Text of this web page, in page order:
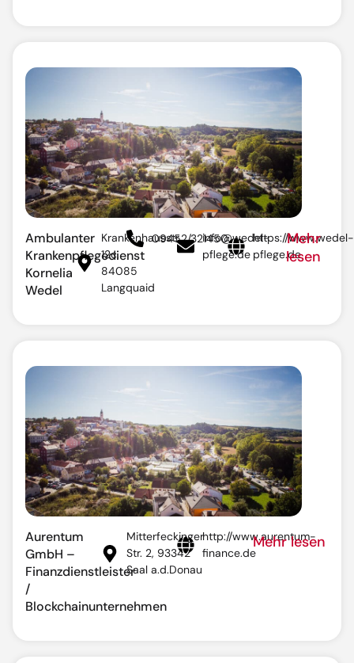
Ambulanter
Krankenpflegedienst
Kornelia
Wedel
Krankenhausstr.
12c,
84085
Langquaid
09452/321450info@wedel-
pflege.de
https://www.wedel-
pflege.de
Mehr
lesen
Aurentum
GmbH –
Finanzdienstleister
/
Blockchainunternehmen
Mitterfeckinger
Str. 2, 93342
Saal a.d.Donau
http://www.aurentum-
finance.de
Mehr lesen